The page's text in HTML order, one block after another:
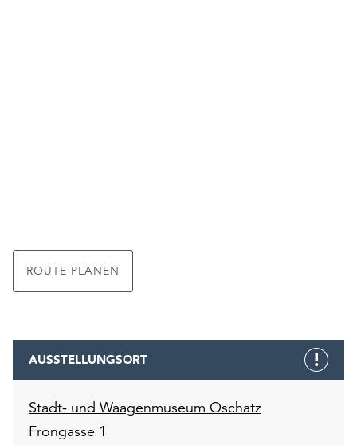
ROUTE PLANEN
AUSSTELLUNGSORT
Stadt- und Waagenmuseum Oschatz
Frongasse 1